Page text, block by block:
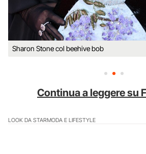
Sharon Stone col beehive bob
Continua a leggere su
LOOK DA STARMODA E LIFESTYLE